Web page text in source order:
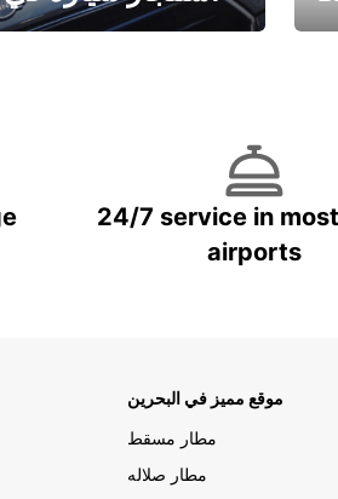
24/7 service in
airports
موقع مميز في البحرين
مطار مسقط
مطار صلاله